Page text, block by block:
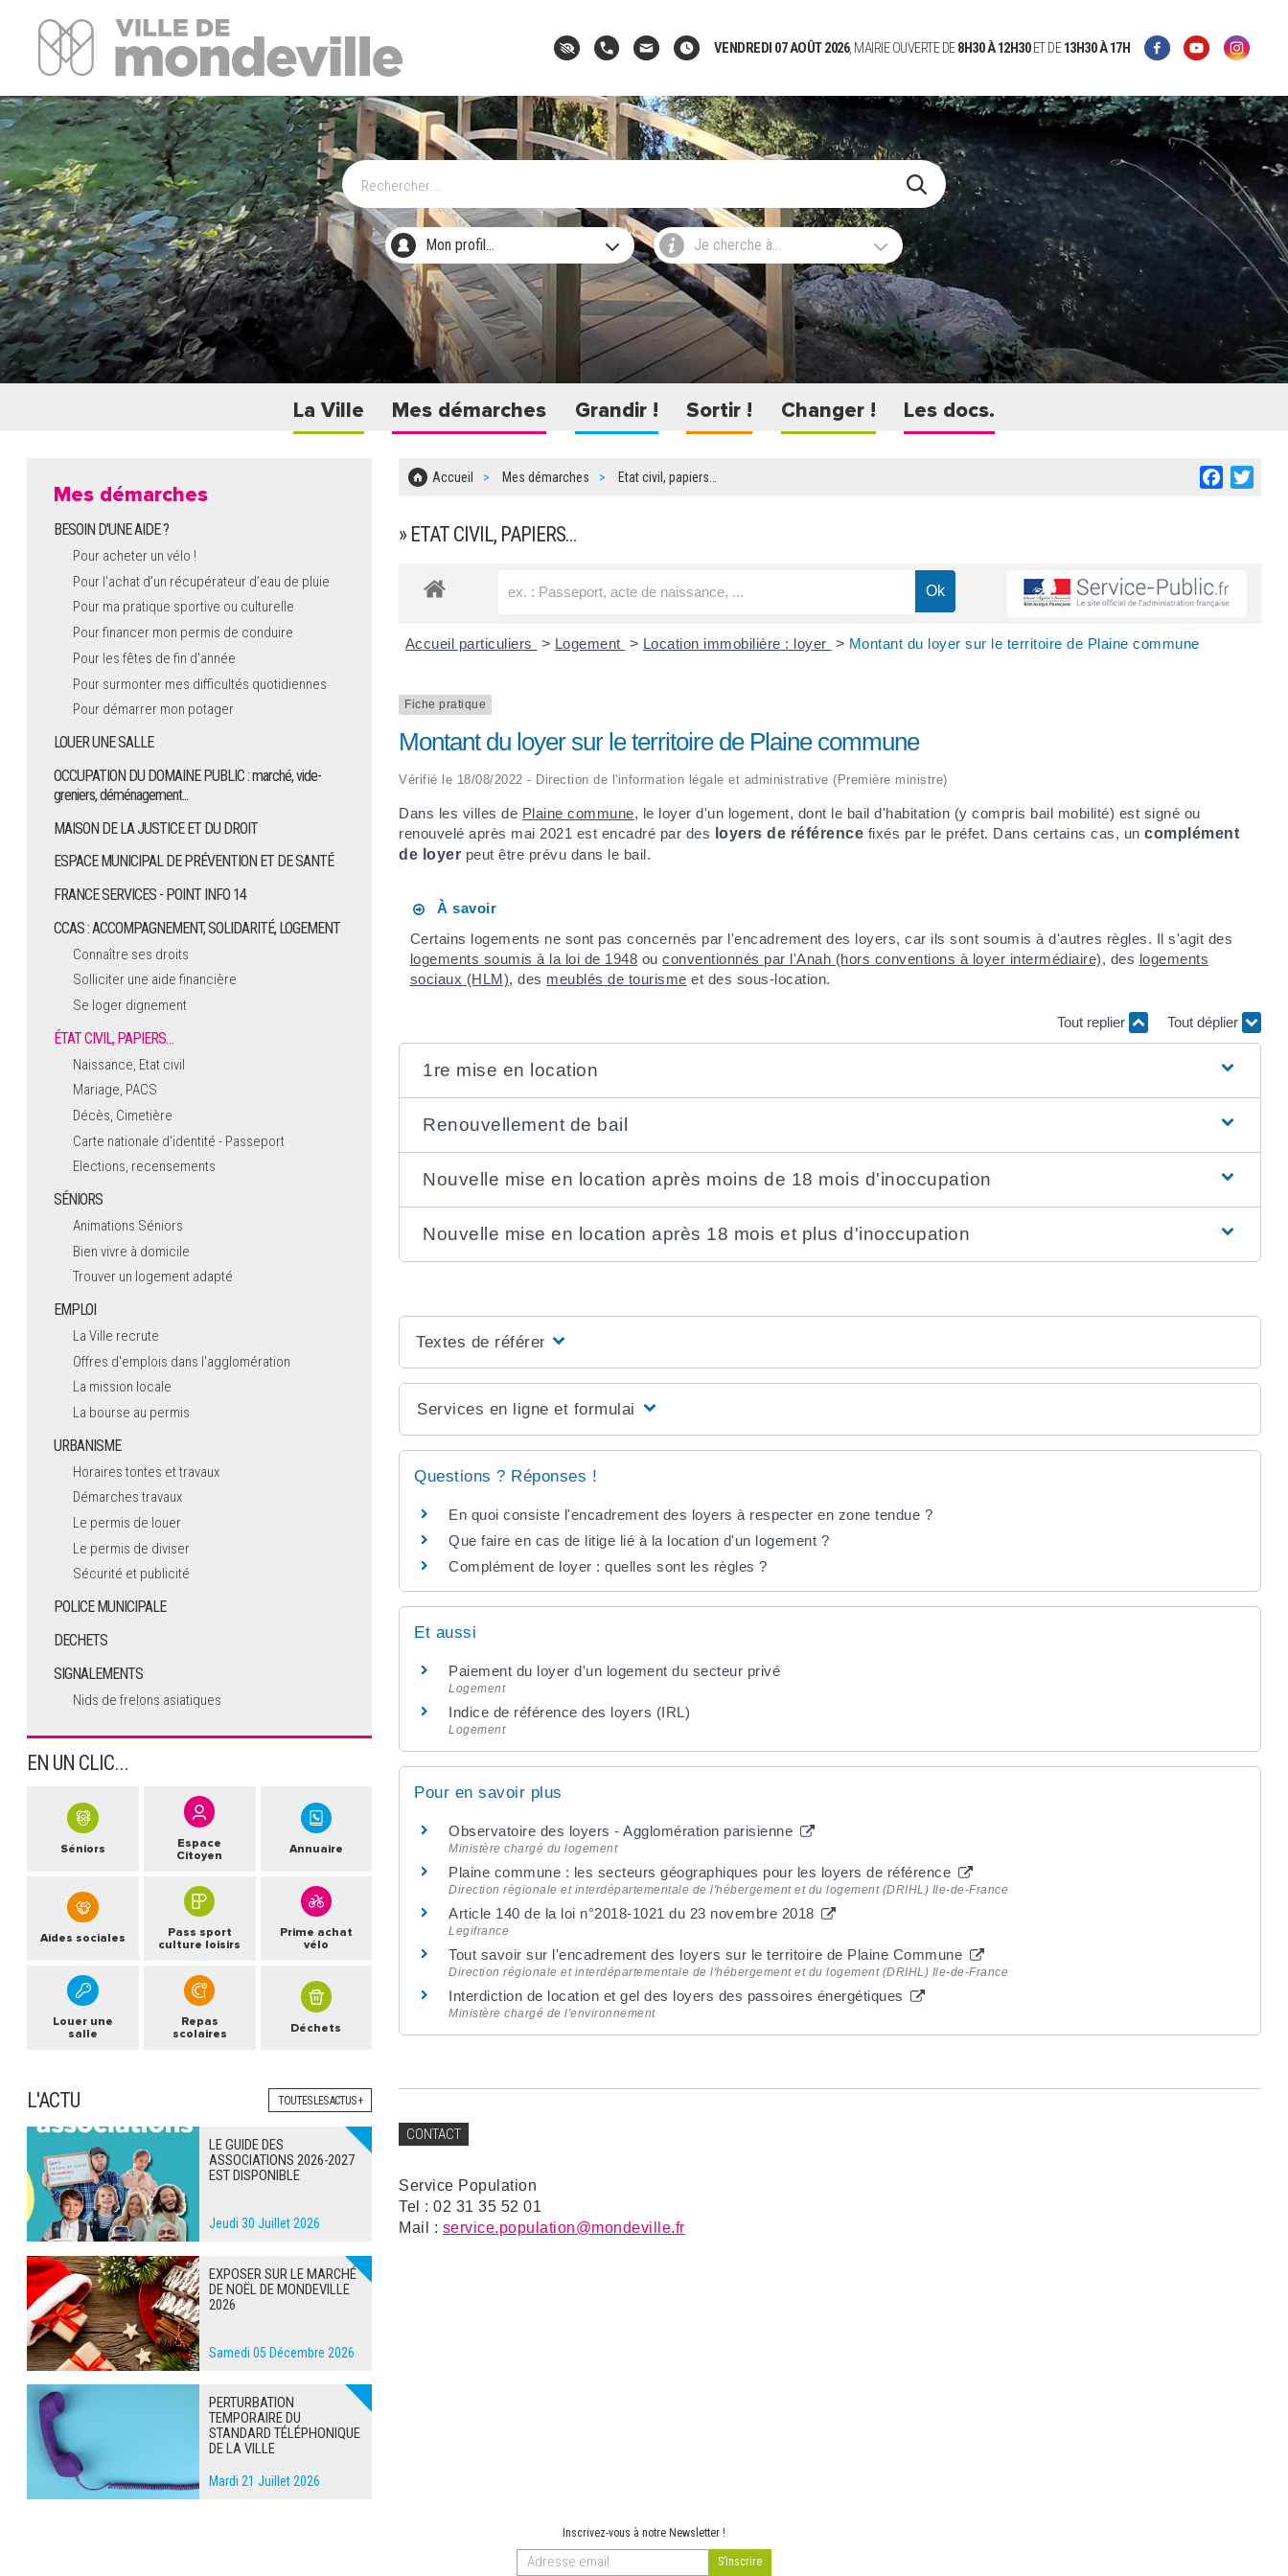
Site Officiel de la ville de Mondeville
VENDREDI 07 AOÛT 2026, MAIRIE OUVERTE DE8H30 À 12H30ET DE13H30 À 17H
Mon profil... Je cherche à...
La Ville Mes démarches Grandir ! Sortir ! Changer ! Les docs.
Facebook
Accueil Mes démarches Etat civil, papiers…
» ETAT CIVIL, PAPIERS…
Accueil particuliers > Logement > Location immobilière : loyer > Montant du loyer sur le territoire de Plaine commune
Fiche pratique
Montant du loyer sur le territoire de Plaine commune
Vérifié le 18/08/2022 - Direction de l'information légale et administrative (Première ministre)
Dans les villes de Plaine commune, le loyer d'un logement, dont le bail d'habitation (y compris bail mobilité) est signé ou
renouvelé après mai 2021 est encadré par des loyers de référence fixés par le préfet. Dans certains cas, uncomplément
de loyer peut être prévu dans le bail.
À savoir
Certains logements ne sont pas concernés par l'encadrement des loyers, car ils sont soumis à d'autres règles. Il s'agit des
logements soumis à la loi de 1948 ouconventionnés par l'Anah (hors conventions à loyer intermédiaire), des logements
sociaux (HLM), des meublés de tourisme et des sous-location.
Tout replier Tout déplier
1re mise en location
Renouvellement de bail
Nouvelle mise en location après moins de 18 mois d'inoccupation
Nouvelle mise en location après 18 mois et plus d'inoccupation
Textes de référence
Services en ligne et formulaires
Questions ? Réponses !
En quoi consiste l'encadrement des loyers à respecter en zone tendue ?
Que faire en cas de litige lié à la location d'un logement ?
Complément de loyer : quelles sont les règles ?
Et aussi
Paiement du loyer d'un logement du secteur privé
Logement
Indice de référence des loyers (IRL)
Logement
Pour en savoir plus
Observatoire des loyers - Agglomération parisienne
Ministère chargé du logement
Plaine commune : les secteurs géographiques pour les loyers de référence
Direction régionale et interdépartementale de l'hébergement et du logement (DRIHL) Ile-de-France
Article 140 de la loi n°2018-1021 du 23 novembre 2018
Legifrance
Tout savoir sur l'encadrement des loyers sur le territoire de Plaine Commune
Direction régionale et interdépartementale de l'hébergement et du logement (DRIHL) Ile-de-France
Interdiction de location et gel des loyers des passoires énergétiques
Ministère chargé de l'environnement
CONTACT
Service Population
Tel : 02 31 35 52 01
Mail : service.population@mondeville.fr
Mes démarches
BESOIN D'UNE AIDE ?
Pour acheter un vélo !
Pour l'achat d’un récupérateur d’eau de pluie
Pour ma pratique sportive ou culturelle
Pour financer mon permis de conduire
Pour les fêtes de fin d'année
Pour surmonter mes difficultés quotidiennes
Pour démarrer mon potager
LOUER UNE SALLE
OCCUPATION DU DOMAINE PUBLIC : marché, vide-
greniers, déménagement...
MAISON DE LA JUSTICE ET DU DROIT
ESPACE MUNICIPAL DE PRÉVENTION ET DE SANTÉ
FRANCE SERVICES - POINT INFO 14
CCAS : ACCOMPAGNEMENT, SOLIDARITÉ, LOGEMENT
Connaître ses droits
Solliciter une aide financière
Se loger dignement
ÉTAT CIVIL, PAPIERS…
Naissance, Etat civil
Mariage, PACS
Décès, Cimetière
Carte nationale d'identité - Passeport
Elections, recensements
SÉNIORS
Animations Séniors
Bien vivre à domicile
Trouver un logement adapté
EMPLOI
La Ville recrute
Offres d'emplois dans l'agglomération
La mission locale
La bourse au permis
URBANISME
Horaires tontes et travaux
Démarches travaux
Le permis de louer
Le permis de diviser
Sécurité et publicité
POLICE MUNICIPALE
DECHETS
SIGNALEMENTS
Nids de frelons asiatiques
EN UN CLIC...
Séniors
Espace
Citoyen
Annuaire
Aides sociales
Pass sport
culture loisirs
Prime achat
vélo
Louer une
salle
Repas
scolaires
Déchets
L'ACTU TOUTES LES ACTUS +
LE GUIDE DES
ASSOCIATIONS 2026-2027
EST DISPONIBLE
Jeudi 30 Juillet 2026
EXPOSER SUR LE MARCHÉ
DE NOËL DE MONDEVILLE
2026
Samedi 05 Décembre 2026
PERTURBATION
TEMPORAIRE DU
STANDARD TÉLÉPHONIQUE
DE LA VILLE
Mardi 21 Juillet 2026
Inscrivez-vous à notre Newsletter !